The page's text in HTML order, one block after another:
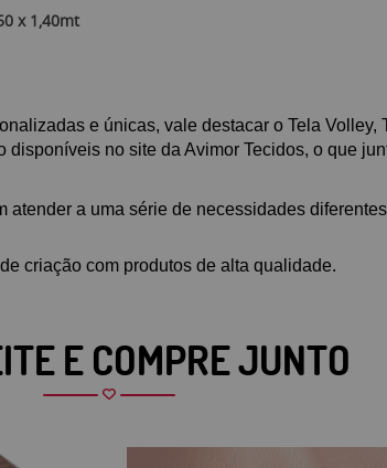
x 1,40mt
e únicas, vale destacar o Tela
disponíveis no site da Avimor Tecidos, o que
atender a uma série de necessidades
criação com produtos de alta qualidade.
E COMPRE JUNTO